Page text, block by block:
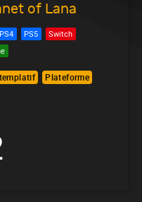
of Lana
PS4 PS5
Switch
Plateforme